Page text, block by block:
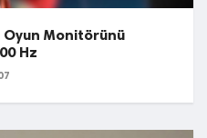
Oyun Monitörünü
Hz